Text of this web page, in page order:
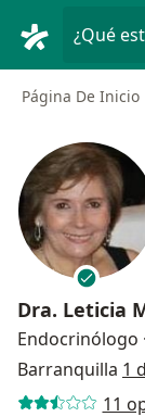
¿Qué
Página De Inicio
Dra. Leticia
Endocrinólogo ·
Barranquilla 1
11